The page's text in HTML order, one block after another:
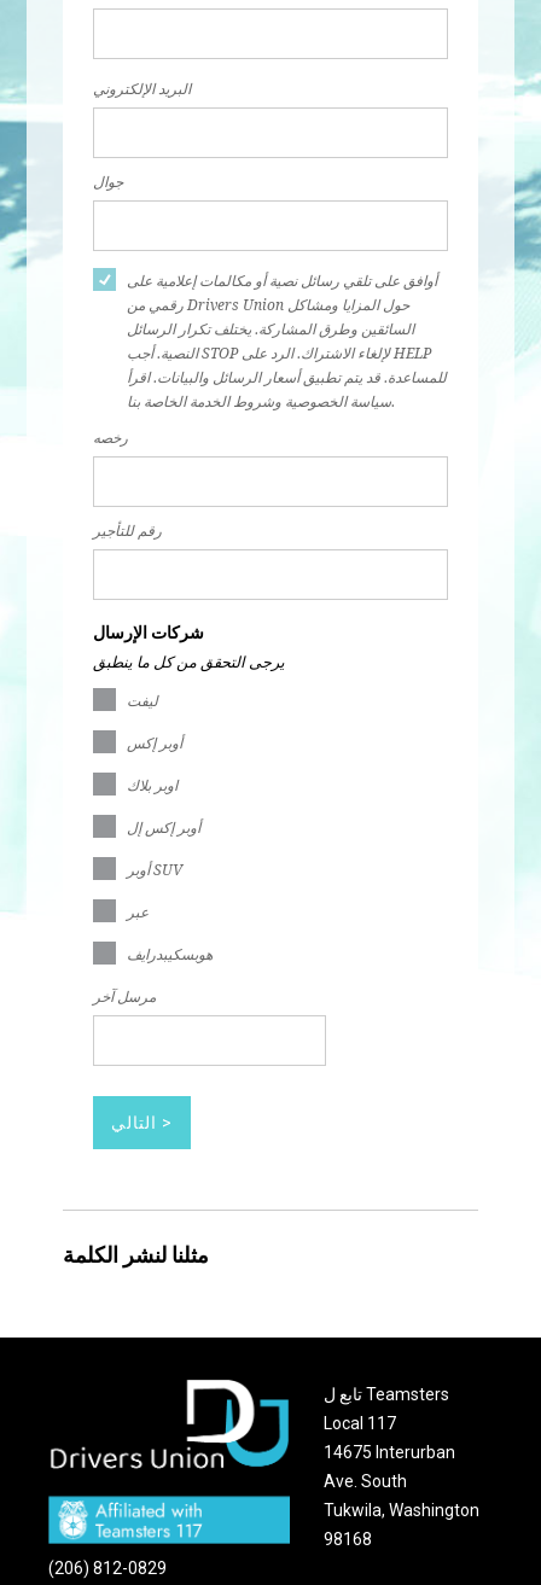
البريد الإلكتروني
جوال
أوافق على تلقي رسائل نصية أو مكالمات إعلامية على
رقمي من Drivers Union حول المزايا ومشاكل
السائقين وطرق المشاركة. يختلف تكرار الرسائل
النصية. أجب STOP لإلغاء الاشتراك. الرد على HELP
للمساعدة. قد يتم تطبيق أسعار الرسائل والبيانات. اقرأ
سياسة الخصوصية وشروط الخدمة الخاصة بنا.
رخصه
رقم للتأجير
شركات الإرسال
يرجى التحقق من كل ما ينطبق
ليفت
أوبر إكس
اوبر بلاك
أوبر إكس إل
أوبر SUV
عبر
هوبسكيبدرايف
مرسل آخر
مثلنا لنشر الكلمة
تابع ل Teamsters
Local 117
14675 Interurban
Ave. South
Tukwila, Washington
98168
(206) 812-0829